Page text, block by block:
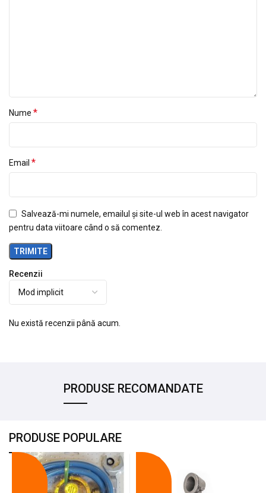
Recenzii
Nu există recenzii până acum.
Nume *
Email *
Salvează-mi numele, emailul și site-ul web în acest navigator
pentru data viitoare când o să comentez.
PRODUSE RECOMANDATE
PRODUSE POPULARE